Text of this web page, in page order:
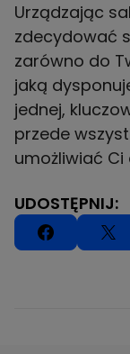
Urządzając
zdecydować
zarówno do
jaką
jednej,
przede
umożliwiać
UDOSTĘPNIJ: